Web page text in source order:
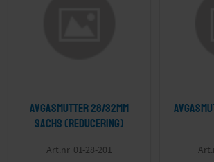
Avgasmutter 28/32mm
Sachs (reducering)
01-28-201